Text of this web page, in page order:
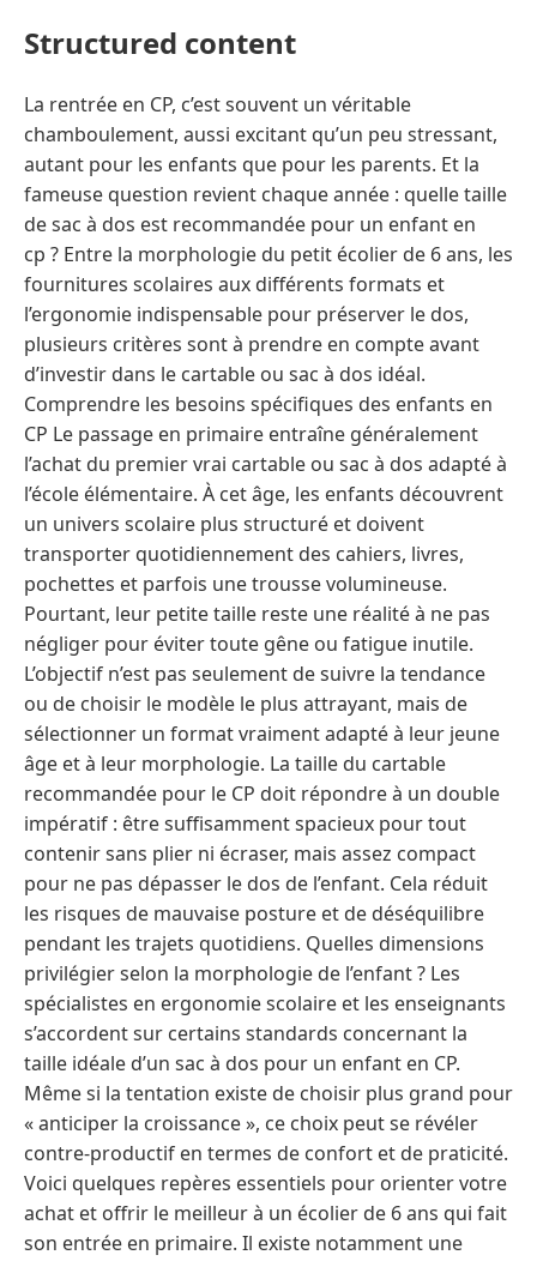
Structured content
La rentrée en CP, c’est souvent un véritable
chamboulement, aussi excitant qu’un peu stressant,
autant pour les enfants que pour les parents. Et la
fameuse question revient chaque année : quelle taille
de sac à dos est recommandée pour un enfant en
cp ? Entre la morphologie du petit écolier de 6 ans, les
fournitures scolaires aux différents formats et
l’ergonomie indispensable pour préserver le dos,
plusieurs critères sont à prendre en compte avant
d’investir dans le cartable ou sac à dos idéal.
Comprendre les besoins spécifiques des enfants en
CP Le passage en primaire entraîne généralement
l’achat du premier vrai cartable ou sac à dos adapté à
l’école élémentaire. À cet âge, les enfants découvrent
un univers scolaire plus structuré et doivent
transporter quotidiennement des cahiers, livres,
pochettes et parfois une trousse volumineuse.
Pourtant, leur petite taille reste une réalité à ne pas
négliger pour éviter toute gêne ou fatigue inutile.
L’objectif n’est pas seulement de suivre la tendance
ou de choisir le modèle le plus attrayant, mais de
sélectionner un format vraiment adapté à leur jeune
âge et à leur morphologie. La taille du cartable
recommandée pour le CP doit répondre à un double
impératif : être suffisamment spacieux pour tout
contenir sans plier ni écraser, mais assez compact
pour ne pas dépasser le dos de l’enfant. Cela réduit
les risques de mauvaise posture et de déséquilibre
pendant les trajets quotidiens. Quelles dimensions
privilégier selon la morphologie de l’enfant ? Les
spécialistes en ergonomie scolaire et les enseignants
s’accordent sur certains standards concernant la
taille idéale d’un sac à dos pour un enfant en CP.
Même si la tentation existe de choisir plus grand pour
« anticiper la croissance », ce choix peut se révéler
contre-productif en termes de confort et de praticité.
Voici quelques repères essentiels pour orienter votre
achat et offrir le meilleur à un écolier de 6 ans qui fait
son entrée en primaire. Il existe notamment une